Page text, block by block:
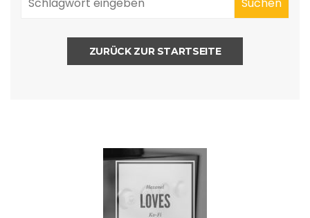
ZURÜCK ZUR STARTSEITE